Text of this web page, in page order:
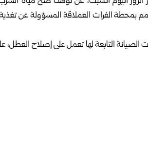
بسبب حدوث كسر في الخط الرئيسي ذي القطر 600 مم بمحطة الفرات العملاقة
التابعة لها تعمل على إصلاح العطل،